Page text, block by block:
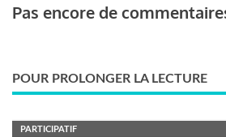
Pas encore de
POUR PROLONGER LA LECTURE
PARTICIPATIF